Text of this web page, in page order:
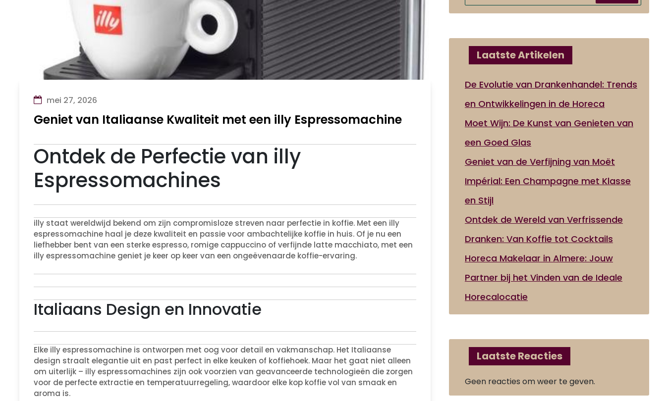
mei 27, 2026
Geniet van Italiaanse Kwaliteit met een illy Espressomachine
Ontdek de Perfectie van illy
Espressomachines
illy staat wereldwijd bekend om zijn compromisloze streven naar perfectie in koffie. Met een illy
espressomachine haal je deze kwaliteit en passie voor ambachtelijke koffie in huis. Of je nu een
liefhebber bent van een sterke espresso, romige cappuccino of verfijnde latte macchiato, met een
illy espressomachine geniet je keer op keer van een ongeëvenaarde koffie-ervaring.
Italiaans Design en Innovatie
Elke illy espressomachine is ontworpen met oog voor detail en vakmanschap. Het Italiaanse
design straalt elegantie uit en past perfect in elke keuken of koffiehoek. Maar het gaat niet alleen
om uiterlijk – illy espressomachines zijn ook voorzien van geavanceerde technologieën die zorgen
voor de perfecte extractie en temperatuurregeling, waardoor elke kop koffie vol van smaak en
aroma is.
Laatste Artikelen
De Evolutie van Drankenhandel: Trends
en Ontwikkelingen in de Horeca
Moet Wijn: De Kunst van Genieten van
een Goed Glas
Geniet van de Verfijning van Moët
Impérial: Een Champagne met Klasse
en Stijl
Ontdek de Wereld van Verfrissende
Dranken: Van Koffie tot Cocktails
Horeca Makelaar in Almere: Jouw
Partner bij het Vinden van de Ideale
Horecalocatie
Laatste Reacties
Geen reacties om weer te geven.